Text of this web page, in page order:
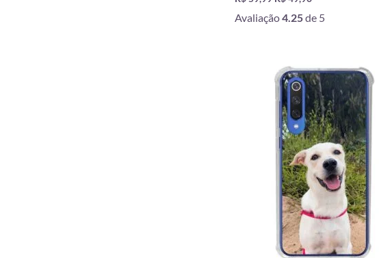
Avaliação4.25de 5
preço
original
era:
R$ 59,99.
O
preço
atual
é:
R$ 49,90.